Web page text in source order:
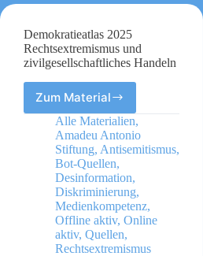
Demokratieatlas 2025
Rechtsextremismus und
zivilgesellschaftliches Handeln
Zum MaterialDemokratieatlas
2025
Rechtsextremismus
und
zivilgesellschaftliches
Handeln
Alle Materialien,
Amadeu Antonio
Stiftung, Antisemitismus,
Bot-Quellen,
Desinformation,
Diskriminierung,
Medienkompetenz,
Offline aktiv, Online
aktiv, Quellen,
Rechtsextremismus